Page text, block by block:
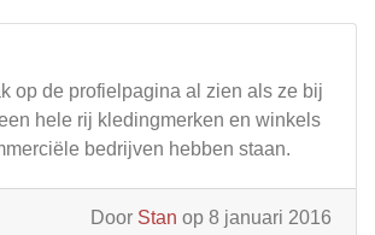
op de profielpagina al zien als ze bij
hele rij kledingmerken en winkels
bedrijven hebben staan.
Door Stan op 8 januari 2016